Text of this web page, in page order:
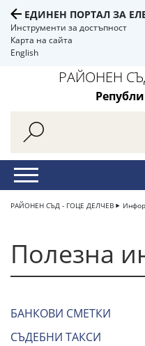
ЕДИНЕН ПОРТАЛ ЗА
Инструменти за достъпност
Карта на сайта
English
РАЙОНЕН
РАЙОНЕН СЪД - ГОЦЕ ДЕЛЧЕВ
Полезна
БАНКОВИ СМЕТКИ
СЪДЕБНИ ТАКСИ